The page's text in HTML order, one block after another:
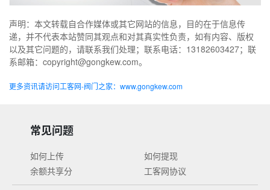
声明：本文转载自合作媒体或其它网站的信息，目的在于信息传
递，并不代表本站赞同其观点和对其真实性负责，如有内容、版权
以及其它问题的，请联系我们处理；联系电话：13182603427；联
系邮箱：copyright@gongkew.com。
更多资讯请访问工客网-阀门之家：www.gongkew.com
常见问题
如何上传
如何提现
余额共享分
工客网协议